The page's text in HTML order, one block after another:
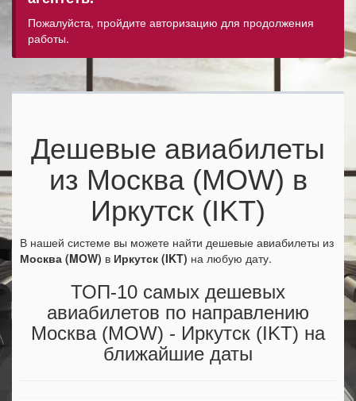
Пожалуйста, пройдите авторизацию для продолжения
работы.
Дешевые авиабилеты
из Москва (MOW) в
Иркутск (IKT)
В нашей системе вы можете найти дешевые авиабилеты из
Москва (MOW) в Иркутск (IKT) на любую дату.
ТОП-10 самых дешевых
авиабилетов по направлению
Москва (MOW) - Иркутск (IKT) на
ближайшие даты